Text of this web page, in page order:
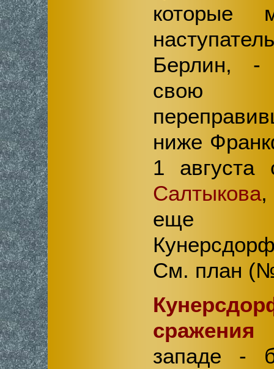
которые
Берлин, -
свою
ниже
1
Салтыкова,
еще
См. план
сражения
западе -